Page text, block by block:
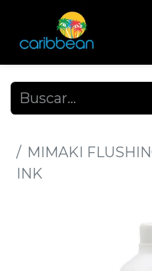
MIMAKI
INK